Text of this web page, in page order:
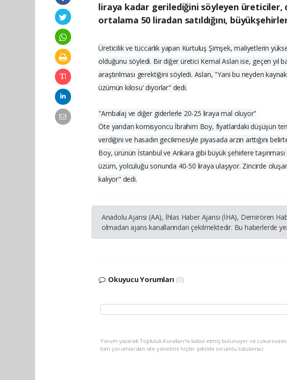
liraya kadar gerilediğini söyleyen
ortalama 50 liradan satıldığını,
Üreticilik ve tüccarlık yapan Kurtuluş Şimşek, maliyetlerin
olduğunu söyledi. Bir diğer üretici Kemal Aslan ise, geçen yıl
araştırılması gerektiğini söyledi. Aslan, "Yani bu neyden
üzümün kilosu' diyorlar" dedi.
"Ambalaj ve diğer giderlerle 20-25 liraya mal oluyor"
Öte yandan komisyoncu İbrahim Boy, fiyatlardaki düşüşün
verdiğini ve hasadın gecikmesiyle piyasada arzın arttığını
Boy, ürünün İstanbul ve Ankara gibi büyük şehirlere
üzüm, yolculuğu sonunda 40-50 liraya ulaşıyor. Zincirde
kalıyor" dedi.
Anadolu Ajansı (AA), İhlas Haber Ajansı (İHA), Demirören
olmadan ajans kanallarından çekilmektedir. Bu haberlerde
Okuyucu Yorumları (0)
Yorum yazarak Topluluk Kuralları’nı kabul etmiş bulunuyor ve
tüm yorumlardan site yönetimi hiçbir şekilde sorumlu tutulamaz.